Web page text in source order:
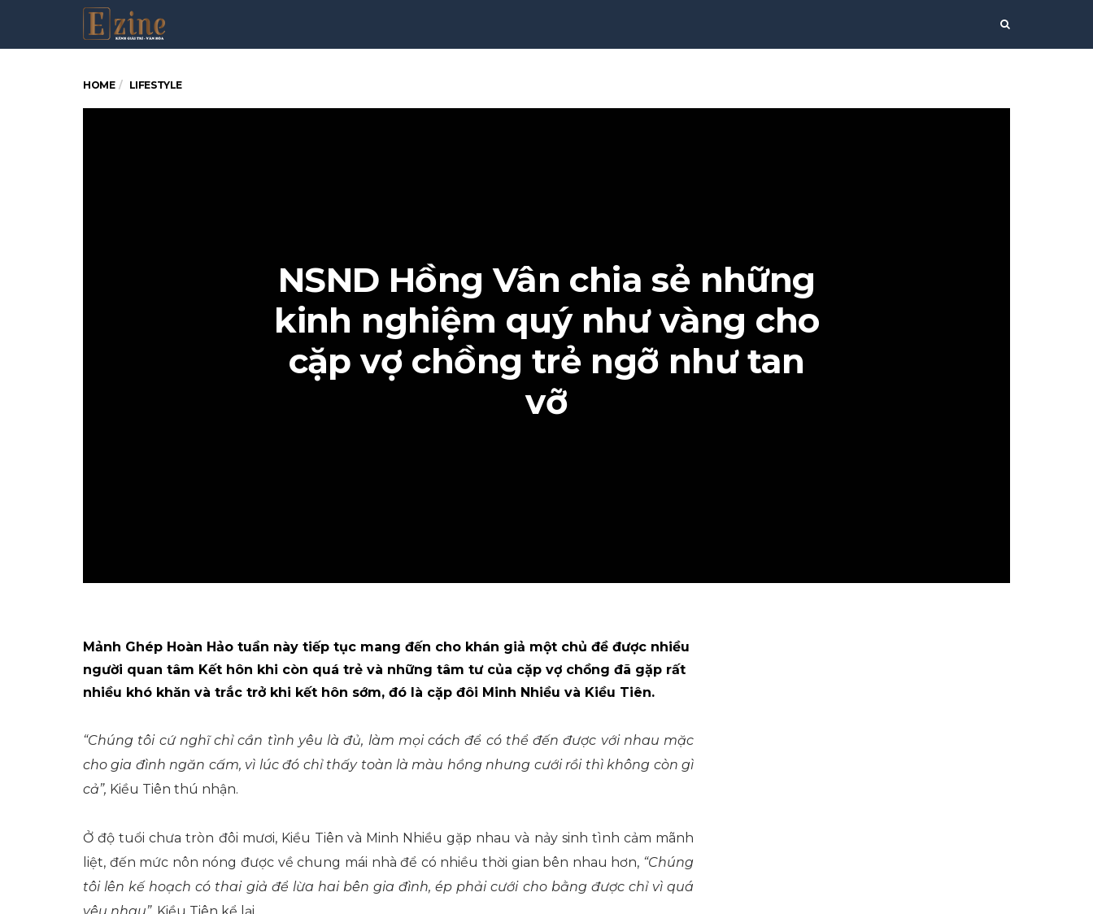
HOME LIFESTYLE
NSND Hồng Vân chia sẻ những
kinh nghiệm quý như vàng cho
cặp vợ chồng trẻ ngỡ như tan
vỡ
Mảnh Ghép Hoàn Hảo tuần này tiếp tục mang đến cho khán giả một chủ đề được nhiều
người quan tâm Kết hôn khi còn quá trẻ và những tâm tư của cặp vợ chồng đã gặp rất
nhiều khó khăn và trắc trở khi kết hôn sớm, đó là cặp đôi Minh Nhiều và Kiều Tiên.
“Chúng tôi cứ nghĩ chỉ cần tình yêu là đủ, làm mọi cách để có thể đến được với nhau mặc
cho gia đình ngăn cấm, vì lúc đó chỉ thấy toàn là màu hồng nhưng cưới rồi thì không còn gì
cả”, Kiều Tiên thú nhận.
Ở độ tuổi chưa tròn đôi mươi, Kiều Tiên và Minh Nhiều gặp nhau và nảy sinh tình cảm mãnh
liệt, đến mức nôn nóng được về chung mái nhà để có nhiều thời gian bên nhau hơn, “Chúng
tôi lên kế hoạch có thai giả để lừa hai bên gia đình, ép phải cưới cho bằng được chỉ vì quá